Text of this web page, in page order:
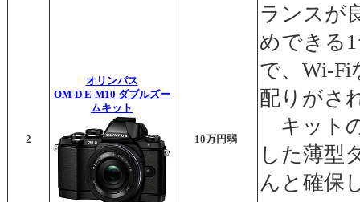
2
オリンパス
OM-D E-M10 ダブルズー
ムキット
10万円弱
ランスが
めできる
で、Wi-Fi
配りがさ
キット
した薄型
んと確保